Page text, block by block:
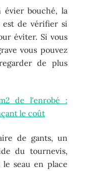
évier bouché, la
est de vérifier si
éviter. Si vous
vous pouvez
de plus
de l'enrobé :
le coût
de gants, un
du tournevis,
seau en place